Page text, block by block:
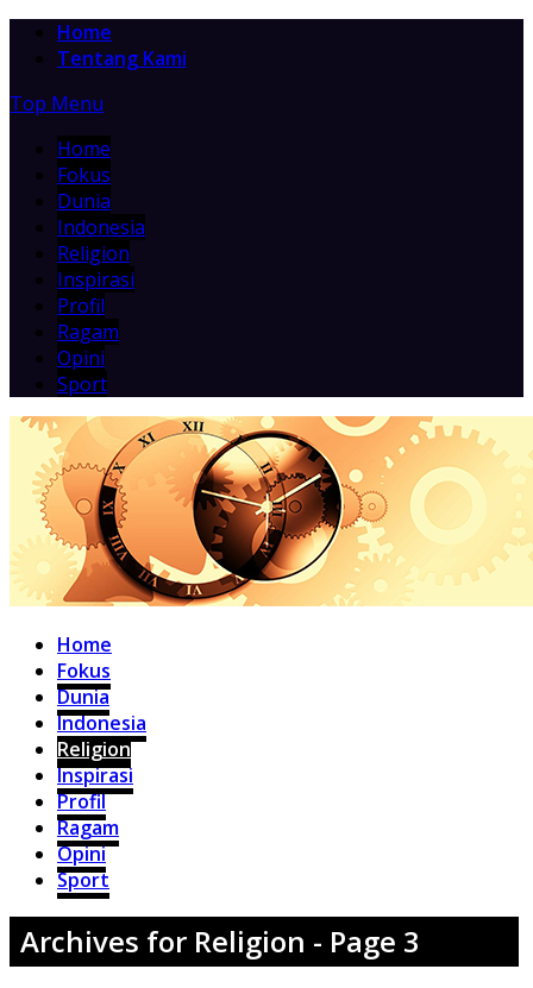
Home
Tentang Kami
Top Menu
Home
Fokus
Dunia
Indonesia
Religion
Inspirasi
Profil
Ragam
Opini
Sport
Home
Fokus
Dunia
Indonesia
Religion
Inspirasi
Profil
Ragam
Opini
Sport
Archives for Religion - Page 3